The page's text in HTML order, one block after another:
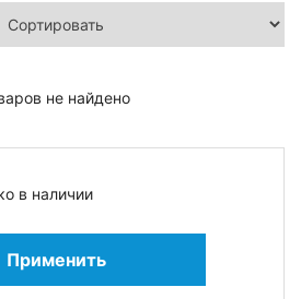
в наличии
Применить
не найдено